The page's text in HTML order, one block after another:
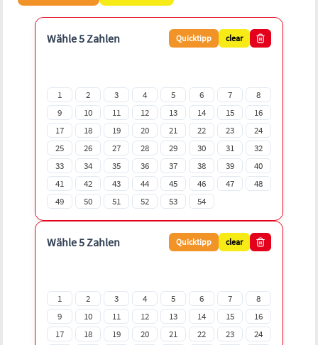
Wähle 5 Zahlen Quicktipp clear
1 2 3 4 5 6 7
8
9
10 11 12 13 14 15
16
17
18 19 20 21 22 23
24
25
26 27 28 29 30 31
32
33
34 35 36 37 38 39
40
41
42 43 44 45 46 47
48
49
50 51 52 53 54
Wähle 5 Zahlen Quicktipp clear
1 2 3 4 5 6 7
8
9
10 11 12 13 14 15
16
17
18 19 20 21 22 23
24